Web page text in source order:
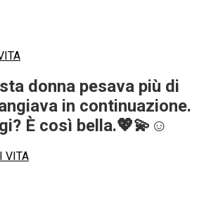
donna pesava più di
in continuazione.
È così bella.💖💫☺️
VITA